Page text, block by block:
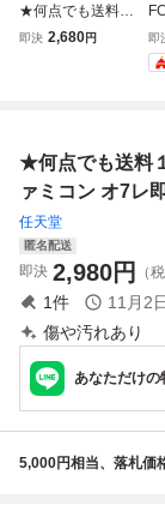
★何点でも送料１
８５円★ ミリピー
即決 2,680円
大
ミ
即
★何点でも送料
ァミコン オ7レ
任天堂
匿名配送
即決 2,980円 （
1件 11月2
傷や汚れあり
あなただけの
5,000円相当、落札価